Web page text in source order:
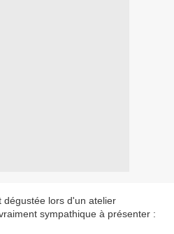
dégustée lors d'un atelier
sympathique à présenter :